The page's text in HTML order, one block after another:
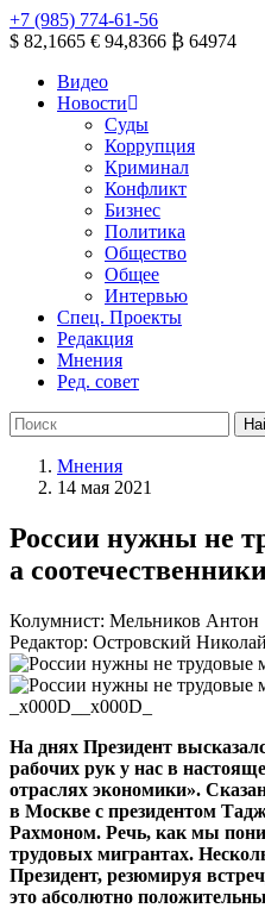
+7 (985) 774-61-56
$ 82,1665 € 94,8366 ₿ 64974
Видео
Новости
Суды
Коррупция
Криминал
Конфликт
Бизнес
Политика
Общество
Общее
Интервью
Спец. Проекты
Редакция
Мнения
Ред. совет
Мнения
14 мая 2021
России нужны не
а
Колумнист: Мельников Антон
Редактор: Островский Николай
_x000D__x000D_
На днях Президент
рабочих рук у нас в
отраслях экономики».
в Москве с президентом
Рахмоном. Речь, как мы
трудовых мигрантах.
Президент, резюмируя
это абсолютно